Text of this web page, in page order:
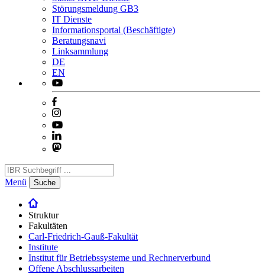
Störungsmeldung GB3
IT Dienste
Informationsportal (Beschäftigte)
Beratungsnavi
Linksammlung
DE
EN
Menü Suche
Struktur
Fakultäten
Carl-Friedrich-Gauß-Fakultät
Institute
Institut für Betriebssysteme und Rechnerverbund
Offene Abschlussarbeiten